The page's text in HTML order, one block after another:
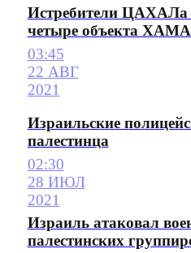
Истребители ЦАХАЛа
четыре объекта
03:45
22 АВГ
2021
Израильские
палестинца
02:30
28 ИЮЛ
2021
Израиль атаковал
палестинских